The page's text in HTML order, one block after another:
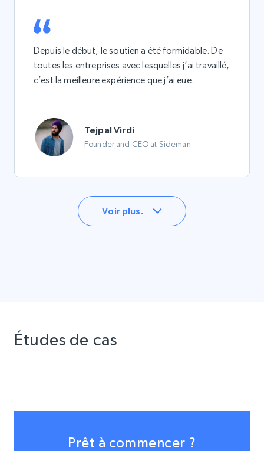
Depuis le début, le soutien a été formidable. De
toutes les entreprises avec lesquelles j’ai travaillé,
c’est la meilleure expérience que j’ai eue.
Tejpal Virdi
Founder and CEO at Sideman
Voir plus.
Études de cas
Prêt à commencer ?